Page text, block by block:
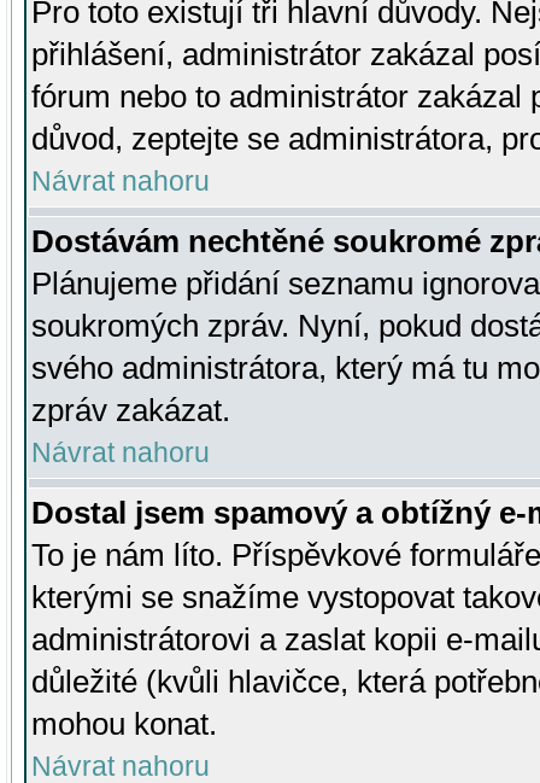
Pro toto existují tři hlavní důvody.
přihlášení, administrátor zakázal
fórum nebo to administrátor zakázal
důvod, zeptejte se administrátora,
Návrat nahoru
Dostávám nechtěné soukromé
Plánujeme přidání seznamu
soukromých zpráv. Nyní, pokud
svého administrátora, který má tu
zpráv zakázat.
Návrat nahoru
Dostal jsem spamový a obtížný
To je nám líto. Příspěvkové
kterými se snažíme vystopovat
administrátorovi a zaslat kopii e-
důležité (kvůli hlavičce, která
mohou konat.
Návrat nahoru